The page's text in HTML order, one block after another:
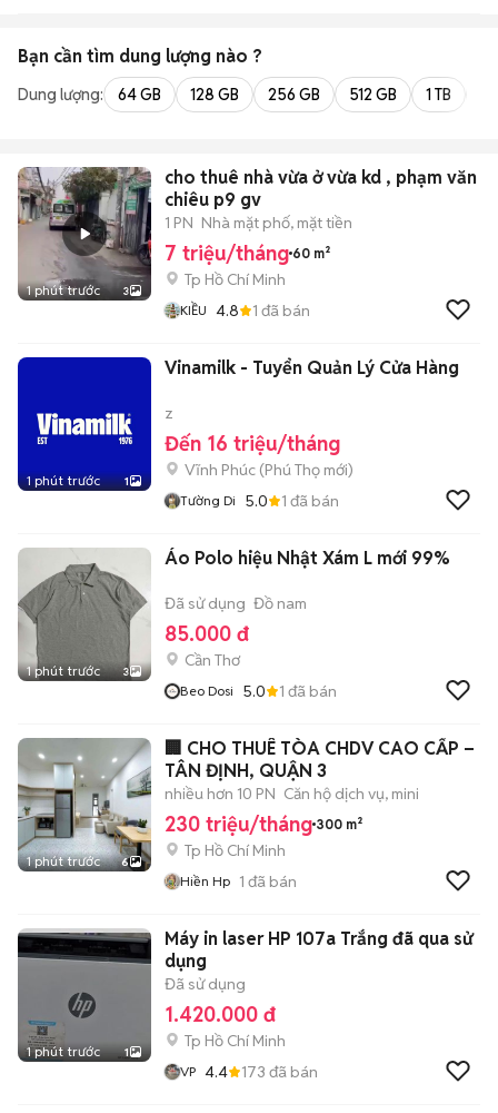
Bạn cần tìm dung lượng nào ?
Dung lượng: 64 GB 128 GB 256 GB 512 GB 1 TB
1 phút trước 3
cho thuê nhà vừa ở vừa kd , phạm văn
chiêu p9 gv
1 PN Nhà mặt phố, mặt tiền
7 triệu/tháng 60 m²
Tp Hồ Chí Minh
KIỀU 4.8 1 đã bán
1 phút trước 1
Vinamilk - Tuyển Quản Lý Cửa Hàng
z
Đến 16 triệu/tháng
Vĩnh Phúc (Phú Thọ mới)
Tường Di 5.0 1 đã bán
1 phút trước 3
Áo Polo hiệu Nhật Xám L mới 99%
Đã sử dụng Đồ nam
85.000 đ
Cần Thơ
Beo Dosi 5.0 1 đã bán
1 phút trước 6
🏢 CHO THUÊ TÒA CHDV CAO CẤP –
TÂN ĐỊNH, QUẬN 3
nhiều hơn 10 PN Căn hộ dịch vụ, mini
230 triệu/tháng 300 m²
Tp Hồ Chí Minh
Hiền Hp 1 đã bán
1 phút trước 1
Máy in laser HP 107a Trắng đã qua sử
dụng
Đã sử dụng
1.420.000 đ
Tp Hồ Chí Minh
VP 4.4 173 đã bán